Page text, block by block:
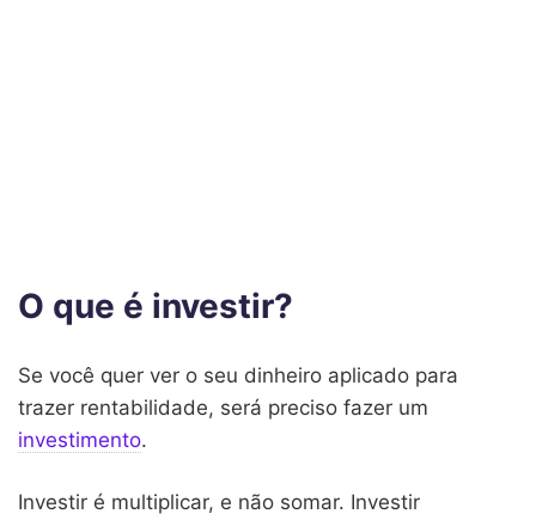
O que é investir?
Se você quer ver o seu dinheiro aplicado para
trazer rentabilidade, será preciso fazer um
investimento.
Investir é multiplicar, e não somar. Investir